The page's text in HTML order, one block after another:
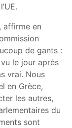
affirme en
de gants :
le jour après
vrai. Nous
en Grèce,
les autres,
du
sont